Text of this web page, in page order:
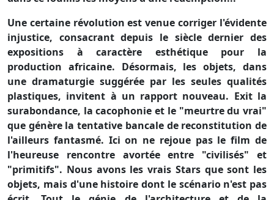
Une certaine révolution est venue corriger l'évidente
injustice, consacrant depuis le siècle dernier des
expositions à caractère esthétique pour la
production africaine. Désormais, les objets, dans
une dramaturgie suggérée par les seules qualités
plastiques, invitent à un rapport nouveau. Exit la
surabondance, la cacophonie et le "meurtre du vrai"
que génère la tentative bancale de reconstitution de
l'ailleurs fantasmé. Ici on ne rejoue pas le film de
l'heureuse rencontre avortée entre "civilisés" et
"primitifs". Nous avons les vrais Stars que sont les
objets, mais d'une histoire dont le scénario n'est pas